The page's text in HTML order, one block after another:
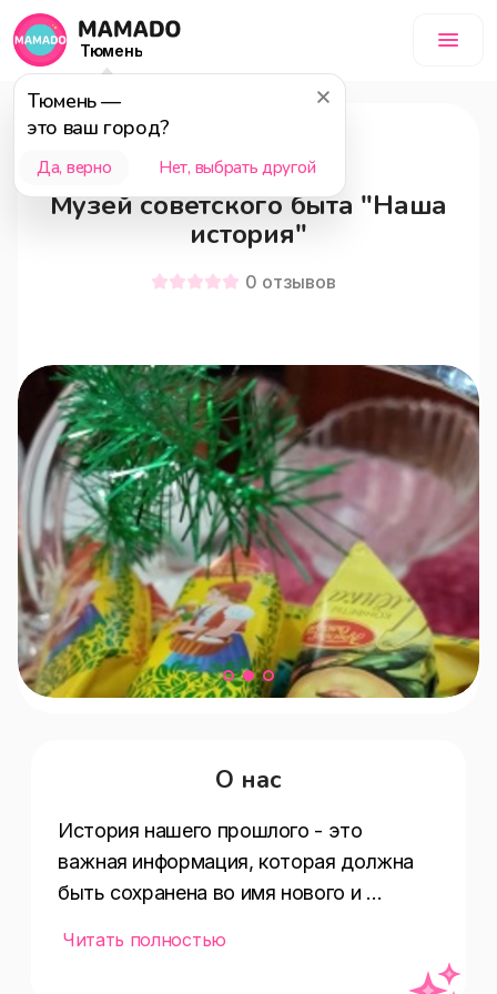
Тюмень
Тюмень—
это ваш город?
Да, верно Нет, выбрать другой
Музей советского быта "Наша
история"
0 отзывов
О нас
История нашего прошлого - это
важная информация, которая должна
быть сохранена во имя нового и
Читать полностью